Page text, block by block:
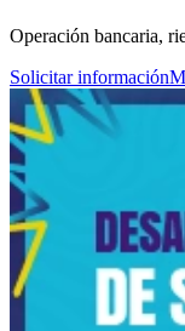
Operación bancaria,
Solicitar información